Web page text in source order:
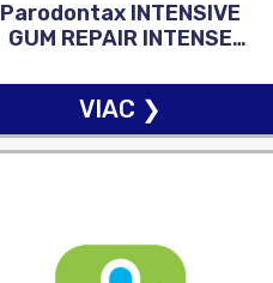
Parodontax INTENSIVE
GUM REPAIR INTENSE
ml
VIAC ❯